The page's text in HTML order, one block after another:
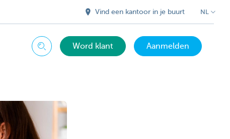
Vind een kantoor in je buurt NL
Zoeken Word klant Aanmelden